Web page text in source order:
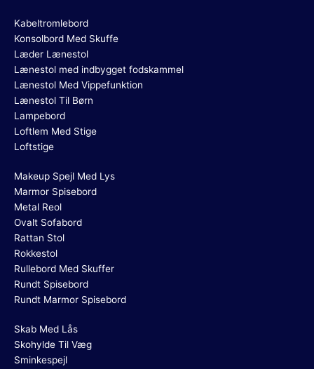
Kabeltromlebord
Konsolbord Med Skuffe
Læder Lænestol
Lænestol med indbygget fodskammel
Lænestol Med Vippefunktion
Lænestol Til Børn
Lampebord
Loftlem Med Stige
Loftstige
Makeup Spejl Med Lys
Marmor Spisebord
Metal Reol
Ovalt Sofabord
Rattan Stol
Rokkestol
Rullebord Med Skuffer
Rundt Spisebord
Rundt Marmor Spisebord
Skab Med Lås
Skohylde Til Væg
Sminkespejl